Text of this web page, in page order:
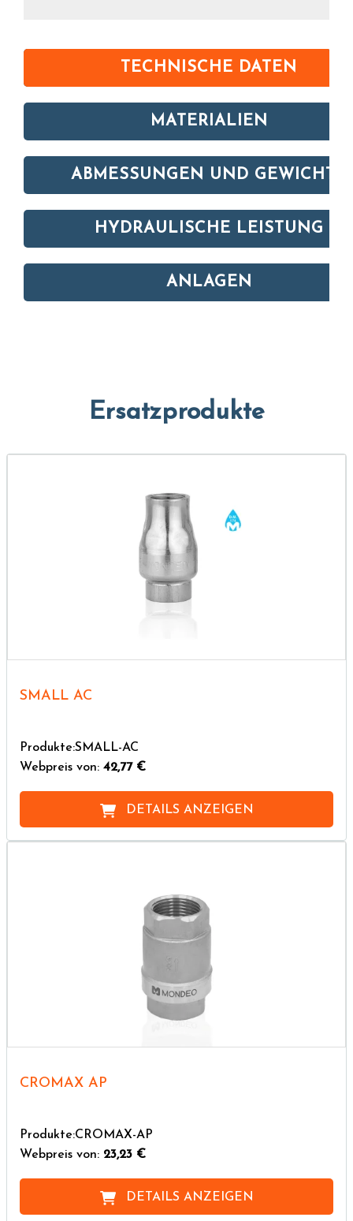
TECHNISCHE DATEN
MATERIALIEN
ABMESSUNGEN UND GEWICHTE
HYDRAULISCHE LEISTUNG
ANLAGEN
Ersatzprodukte
SMALL AC
Produkte:SMALL-AC
Webpreis von: 42,77 €
DETAILS ANZEIGEN
CROMAX AP
Produkte:CROMAX-AP
Webpreis von: 23,23 €
DETAILS ANZEIGEN